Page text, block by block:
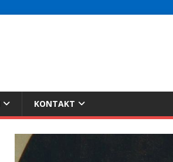
KONTAKT